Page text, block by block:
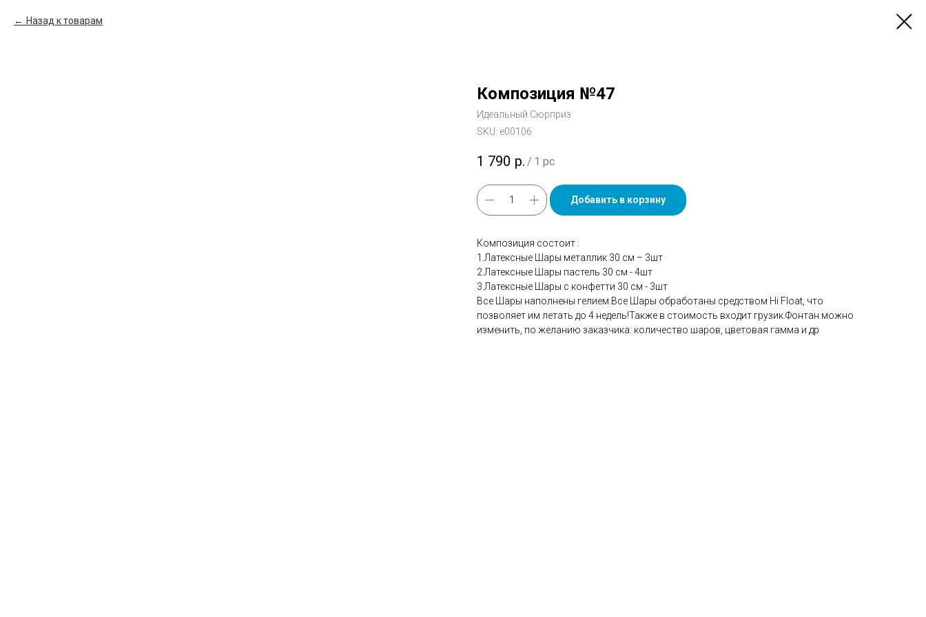
Назад к товарам
Композиция №47
Идеальный Сюрприз
SKU: е00106
1 790 р. / 1 pc
Добавить в корзину
Композиция состоит :
1.Латексные Шары металлик 30 см – 3шт
2.Латексные Шары пастель 30 см - 4шт
3.Латексные Шары с конфетти 30 см - 3шт
Все Шары наполнены гелием.Все Шары обработаны средством Hi Float, что
позволяет им летать до 4 недель!Также в стоимость входит грузик.Фонтан можно
изменить, по желанию заказчика: количество шаров, цветовая гамма и др